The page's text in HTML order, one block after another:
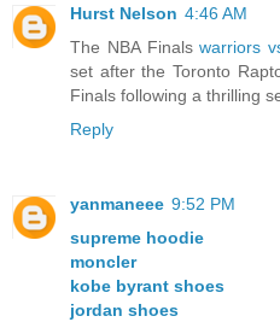
Hurst Nelson 4:46 AM
The NBA Finalswarriors
set after the Toronto
Finals following a thrilling
Reply
yanmaneee 9:52 PM
supreme hoodie
moncler
kobe byrant shoes
jordan shoes